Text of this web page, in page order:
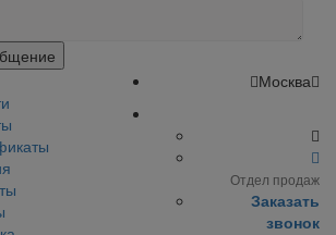
Москва
Отдел продаж
Заказать
звонок